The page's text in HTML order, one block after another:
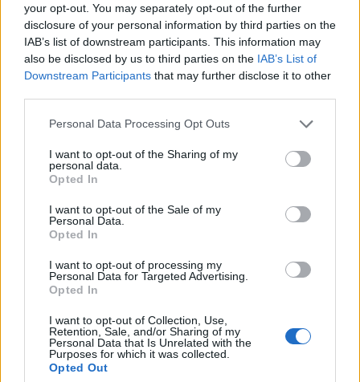
your opt-out. You may separately opt-out of the further
disclosure of your personal information by third parties on the
IAB’s list of downstream participants. This information may
also be disclosed by us to third parties on the IAB’s List of
Downstream Participants that may further disclose it to other
Personal Data Processing Opt Outs
I want to opt-out of the Sharing of my
personal data.
Opted In
I want to opt-out of the Sale of my
Personal Data.
Opted In
I want to opt-out of processing my
Personal Data for Targeted Advertising.
Opted In
I want to opt-out of Collection, Use,
Retention, Sale, and/or Sharing of my
Personal Data that Is Unrelated with the
Purposes for which it was collected.
Opted Out
Szerzői jogok
Adatvédelmi tájékoztató
Cookie-kezelési tájékoztató
Hozzászólási szabályzat
Nyomtatott lapjaink archívuma
Székely Hírmondó archívuma
Sütibeállítások
Médiatér
Liget
Krónika
Bihari Napló